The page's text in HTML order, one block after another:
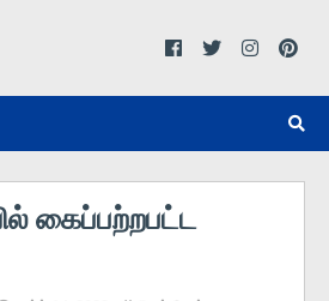
கைப்பற்றபட்ட